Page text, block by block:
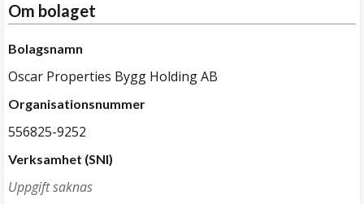
Om bolaget
Bolagsnamn
Oscar Properties Bygg Holding AB
Organisationsnummer
556825-9252
Verksamhet (SNI)
Uppgift saknas